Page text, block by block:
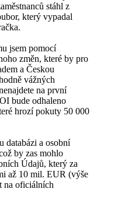
stáhl z
který vypadal
jsem pomocí
změn, které by pro
a Českou
vážných
na první
bude odhaleno
hrozí pokuty 50 000
databázi a osobní
by zas mohlo
Údajů, který za
až 10 mil. EUR (výše
na oficiálních